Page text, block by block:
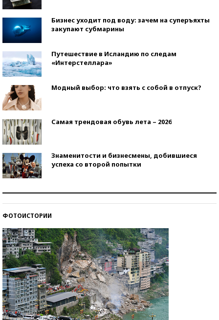
Бизнес уходит под воду: зачем на суперъяхты
закупают субмарины
Путешествие в Исландию по следам
«Интерстеллара»
Модный выбор: что взять с собой в отпуск?
Самая трендовая обувь лета – 2026
Знаменитости и бизнесмены, добившиеся
успеха со второй попытки
ФОТОИСТОРИИ